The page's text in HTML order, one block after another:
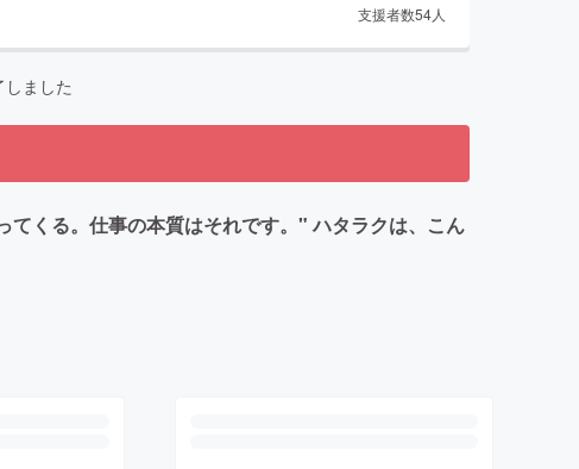
支援者数54人
ました
くる。仕事の本質はそれです。" ハタラクは、こん